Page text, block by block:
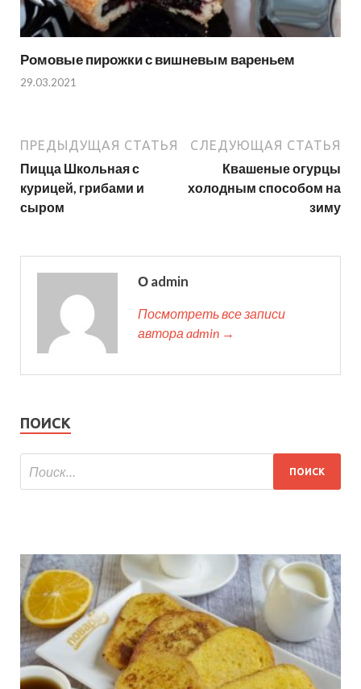
Ромовые пирожки с вишневым вареньем
29.03.2021
ПРЕДЫДУЩАЯ СТАТЬЯ
Пицца Школьная с
курицей, грибами и
сыром
СЛЕДУЮЩАЯ СТАТЬЯ
Квашеные огурцы
холодным способом на
зиму
О admin
Посмотреть все записи
автора admin →
ПОИСК